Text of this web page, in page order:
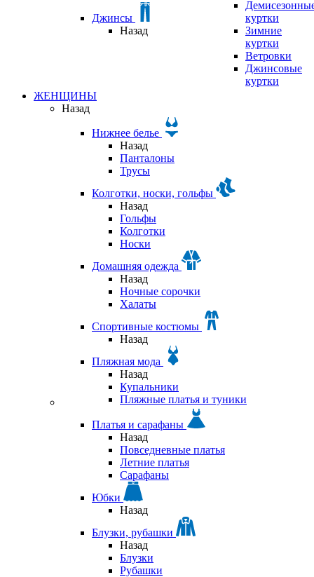
Джинсы
Назад
куртки
Зимние
куртки
Ветровки
Джинсовые
куртки
ЖЕНЩИНЫ
Назад
Нижнее белье
Назад
Панталоны
Трусы
Колготки, носки, гольфы
Назад
Гольфы
Колготки
Носки
Домашняя одежда
Назад
Ночные сорочки
Халаты
Спортивные костюмы
Назад
Пляжная мода
Назад
Купальники
Пляжные платья и туники
Платья и сарафаны
Назад
Повседневные платья
Летние платья
Сарафаны
Юбки
Назад
Блузки, рубашки
Назад
Блузки
Рубашки